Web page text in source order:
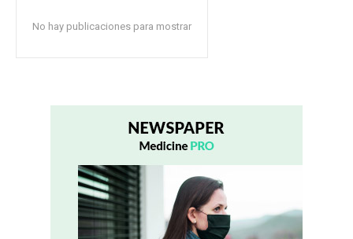
No hay publicaciones para mostrar